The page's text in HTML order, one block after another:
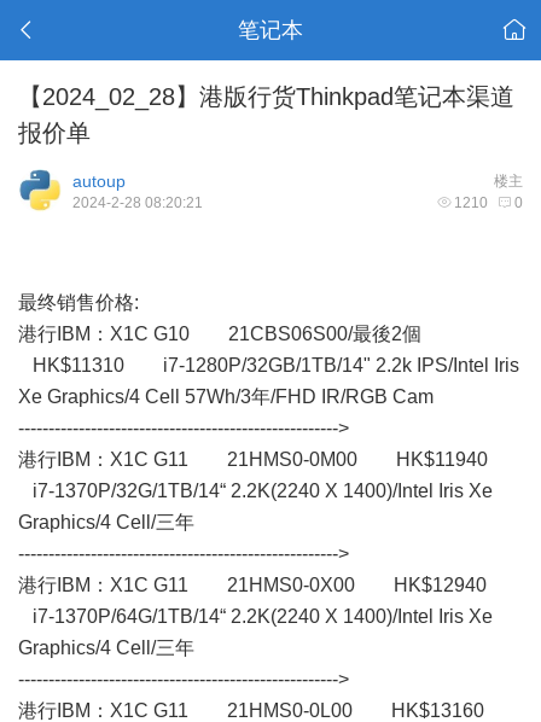
笔记本
【2024_02_28】港版行货Thinkpad笔记本渠道
报价单
楼主
autoup
1210 0
2024-2-28 08:20:21
最终销售价格:
港行IBM： X1C G10 21CBS06S00/最後2個
HK$11310 i7-1280P/32GB/1TB/14" 2.2k IPS/Intel Iris
Xe Graphics/4 Cell 57Wh/3年/FHD IR/RGB Cam
----------------------------------------------------->
港行IBM：X1C G11 21HMS0-0M00 HK$11940
i7-1370P/32G/1TB/14“ 2.2K(2240 X 1400)/Intel Iris Xe
Graphics/4 Cell/三年
----------------------------------------------------->
港行IBM：X1C G11 21HMS0-0X00 HK$12940
i7-1370P/64G/1TB/14“ 2.2K(2240 X 1400)/Intel Iris Xe
Graphics/4 Cell/三年
----------------------------------------------------->
港行IBM：X1C G11 21HMS0-0L00 HK$13160